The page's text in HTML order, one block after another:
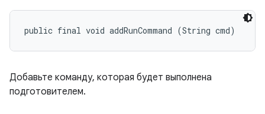
public final void addRunCommand (String cmd)
Добавьте команду, которая будет выполнена
подготовителем.